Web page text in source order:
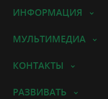
ИНФОРМАЦИЯ
МУЛЬТИМЕДИА
КОНТАКТЫ
РАЗВИВАТЬ